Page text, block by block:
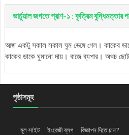
ভার্চুয়াল জগতে প্রাণ-১ : কৃত্রিম বুদ্ধিমত্তার
আজ একটু সকাল সকাল ঘুম ভেঙ্গে গেল। কাকের
কাকের ডাকে ঘুমানো দায়। বাজে ব্যপার। অথচ
পৃষ্ঠাসমূহ
মূল সাইট ইংরেজী ব্লগ বিজ্ঞাপন দিতে চান?